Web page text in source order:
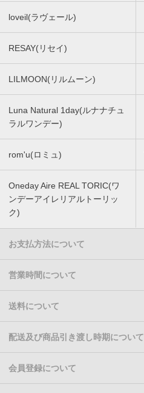
loveil(ラヴェール)
RESAY(リセイ)
LILMOON(リルムーン)
Luna Natural 1day(ルナナチュ
ラルワンデー)
rom'u(ロミュ)
Oneday Aire REAL TORIC(ワ
ンデーアイレリアルトーリッ
ク)
お支払方法について
営業時間について
送料について
配送及び商品引き渡し時期について
会員登録について